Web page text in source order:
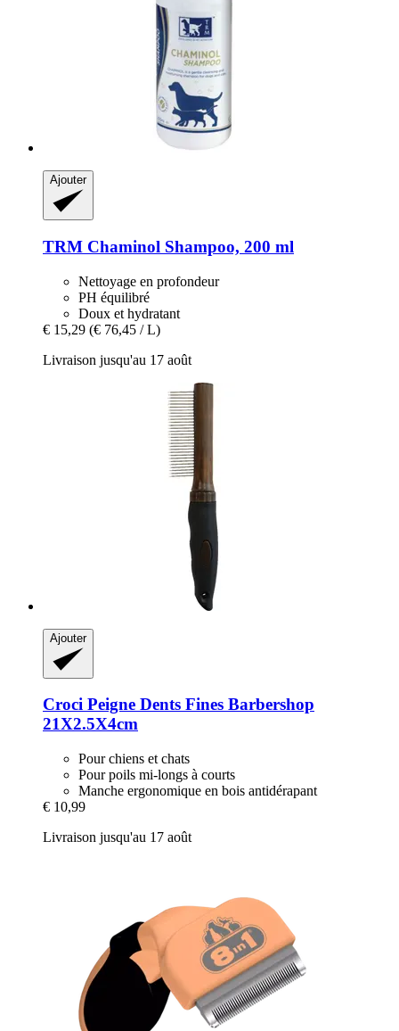
Ajouter
TRM Chaminol Shampoo, 200 ml
Nettoyage en profondeur
PH équilibré
Doux et hydratant
€ 15,29 (€ 76,45 / L)
Livraison jusqu'au 17 août
Ajouter
Croci Peigne Dents Fines Barbershop
21X2.5X4cm
Pour chiens et chats
Pour poils mi-longs à courts
Manche ergonomique en bois antidérapant
€ 10,99
Livraison jusqu'au 17 août